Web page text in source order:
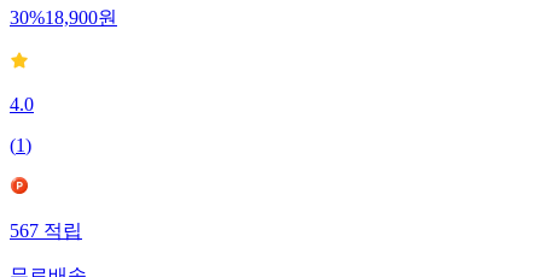
30%18,900원
4.0
(1)
567적립